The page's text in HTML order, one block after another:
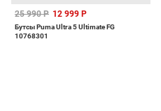
25 990 Р 12 999 Р
Бутсы Puma Ultra 5 Ultimate FG
10768301